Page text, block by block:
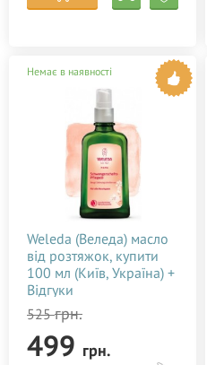
Немає в наявності
Weleda (Веледа) масло
від розтяжок, купити
100 мл (Київ, Україна) +
Відгуки
525грн.
499 грн.